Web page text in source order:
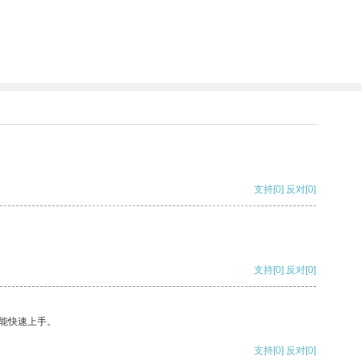
支持[0] 反对[0]
支持[0] 反对[0]
快速上手。
支持[0] 反对[0]